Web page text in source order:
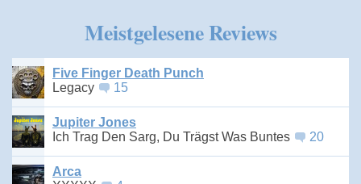
Meistgelesene Reviews
Five Finger Death Punch
Legacy
15
Jupiter Jones
Ich Trag Den Sarg, Du Trägst Was Buntes
20
Arca